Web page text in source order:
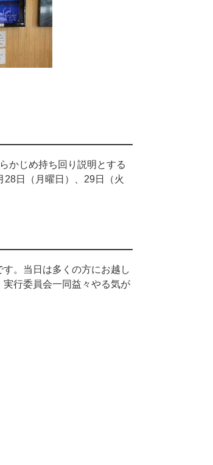
かじめ持ち回り説明とする
28日（月曜日）、29日（火
。当日は多くの方にお越し
行委員会一同益々やる気が